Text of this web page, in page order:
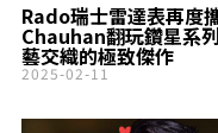
Rado瑞士雷達表再度
Chauhan翻玩鑽星系
藝交織的極致傑作
2025-02-11